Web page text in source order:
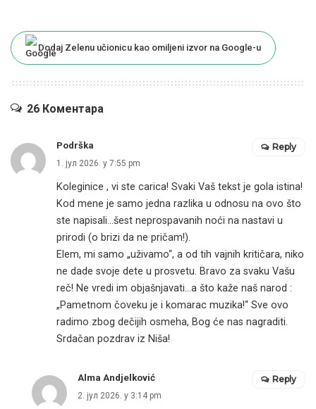
Dodaj Zelenu učionicu kao omiljeni izvor na Google-u
26 Коментара
Podrška
1. јул 2026. у 7:55 pm
Koleginice , vi ste carica! Svaki Vaš tekst je gola istina!
Kod mene je samo jedna razlika u odnosu na ovo što
ste napisali…šest neprospavanih noći na nastavi u
prirodi (o brizi da ne pričam!).
Elem, mi samo „uživamo“, a od tih vajnih kritičara, niko
ne dade svoje dete u prosvetu. Bravo za svaku Vašu
reč! Ne vredi im objašnjavati…a što kaže naš narod :
„Pametnom čoveku je i komarac muzika!“ Sve ovo
radimo zbog dečijih osmeha, Bog će nas nagraditi.
Srdačan pozdrav iz Niša!
Reply
Alma Andjelković
2. јул 2026. у 3:14 pm
Reply